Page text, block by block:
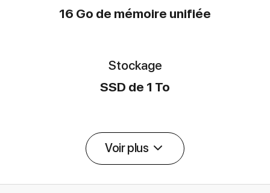
16 Go de mémoire unifiée
Stockage
SSD de 1 To
Voir plus